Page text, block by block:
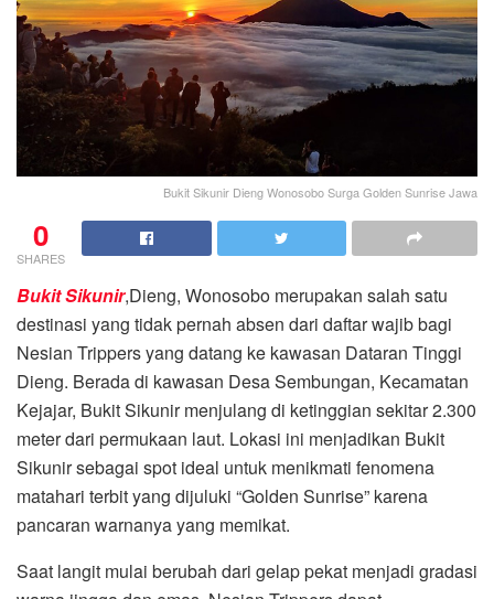
Bukit Sikunir Dieng Wonosobo Surga Golden Sunrise Jawa
0
SHARES
Bukit Sikunir,Dieng, Wonosobo merupakan salah satu
destinasi yang tidak pernah absen dari daftar wajib bagi
Nesian Trippers yang datang ke kawasan Dataran Tinggi
Dieng. Berada di kawasan Desa Sembungan, Kecamatan
Kejajar, Bukit Sikunir menjulang di ketinggian sekitar 2.300
meter dari permukaan laut. Lokasi ini menjadikan Bukit
Sikunir sebagai spot ideal untuk menikmati fenomena
matahari terbit yang dijuluki “Golden Sunrise” karena
pancaran warnanya yang memikat.
Saat langit mulai berubah dari gelap pekat menjadi gradasi